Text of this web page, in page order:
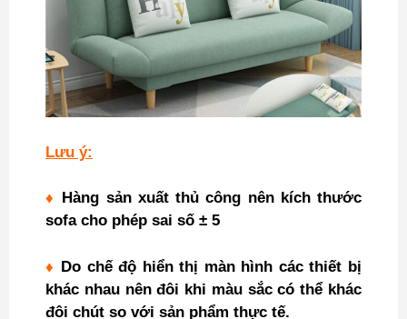
Lưu ý:
♦
Hàng sản xuất thủ công nên kích thước
sofa cho phép sai số ± 5
♦ Do chế độ hiển thị màn hình các thiết bị
khác nhau nên đôi khi màu sắc có thể khác
đôi chút so với sản phẩm thực tế.